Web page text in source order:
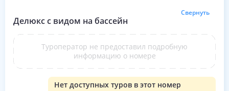
Делюкс с видом на бассейн
Свернуть
Туроператор не предоставил подробную
информацию о номере
Нет доступных туров в этот номер